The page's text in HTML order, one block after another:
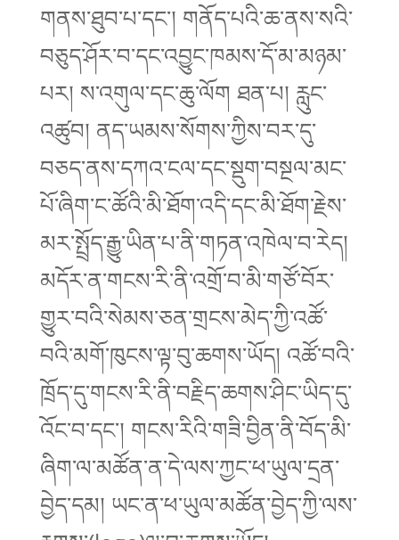
གནས་ཐུབ་པ་དང་། གནོད་པའི་ཆ་ནས་སའི་
བཅུད་ཤོར་བ་དང་འབྱུང་ཁམས་དོ་མ་མཉམ་
པར། ས་འགུལ་དང་ཆུ་ལོག ཐན་པ། རླུང་
འཚུབ། ནད་ཡམས་སོགས་ཀྱིས་བར་དུ་
བཅད་ནས་དཀའ་ངལ་དང་སྡུག་བསྔལ་མང་
པོ་ཞིག་ང་ཚོའི་མི་ཐོག་འདི་དང་མི་ཐོག་རྗེས་
མར་སྤྲོད་རྒྱུ་ཡིན་པ་ནི་གཏན་འཁེལ་བ་རེད།
མདོར་ན་གངས་རི་ནི་འགྲོ་བ་མི་གཙོ་བོར་
གྱུར་བའི་སེམས་ཅན་གྲངས་མེད་ཀྱི་འཚོ་
བའི་མགོ་ཁུངས་ལྟ་བུ་ཆགས་ཡོད། འཚོ་བའི་
ཁྲོད་དུ་གངས་རི་ནི་བརྗིད་ཆགས་ཤིང་ཡིད་དུ་
འོང་བ་དང་། གངས་རིའི་གཟི་བྱིན་ནི་བོད་མི་
ཞིག་ལ་མཚོན་ན་དེ་ལས་ཀྱང་ཕ་ཡུལ་དྲན་
བྱེད་དམ། ཡང་ན་ཕ་ཡུལ་མཚོན་བྱེད་ཀྱི་ལས་